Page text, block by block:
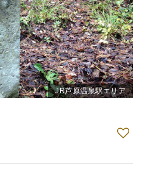
JR芦原温泉駅エリア